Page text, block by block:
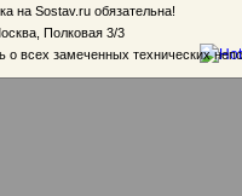
на Sostav.ru обязательна!
Полковая 3/3
всех замеченных технических